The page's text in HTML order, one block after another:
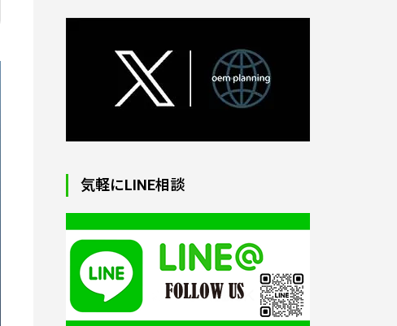
気軽にLINE相談
オリジナルトートバッグ
地からプリント・縫製
オリジナル・パソコンケ
ース（ラップトップバッ
グ）｜1個から制作
オリジナル湯たんぽ｜1